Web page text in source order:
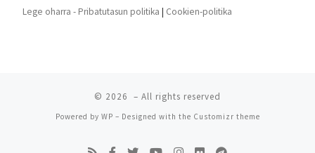
Lege oharra - Pribatutasun politika | Cookien-politika
© 2026 – All rights reserved
Powered by WP – Designed with the Customizr theme